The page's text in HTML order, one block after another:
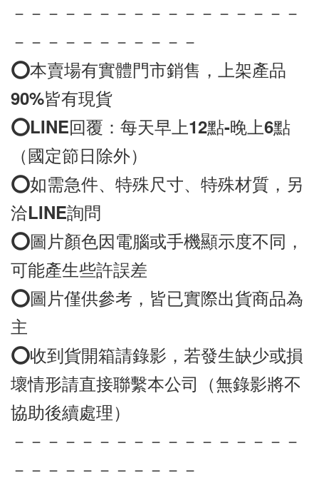
－－－－－－－－－－－－－－－－－
－－－－－－－－－－－
⭕️本賣場有實體門市銷售，上架產品
90%皆有現貨
⭕️LINE回覆：每天早上12點-晚上6點
（國定節日除外）
⭕️如需急件、特殊尺寸、特殊材質，另
洽LINE詢問
⭕️圖片顏色因電腦或手機顯示度不同，
可能產生些許誤差
⭕️圖片僅供參考，皆已實際出貨商品為
主
⭕️收到貨開箱請錄影，若發生缺少或損
壞情形請直接聯繫本公司（無錄影將不
協助後續處理）
－－－－－－－－－－－－－－－－－
－－－－－－－－－－－